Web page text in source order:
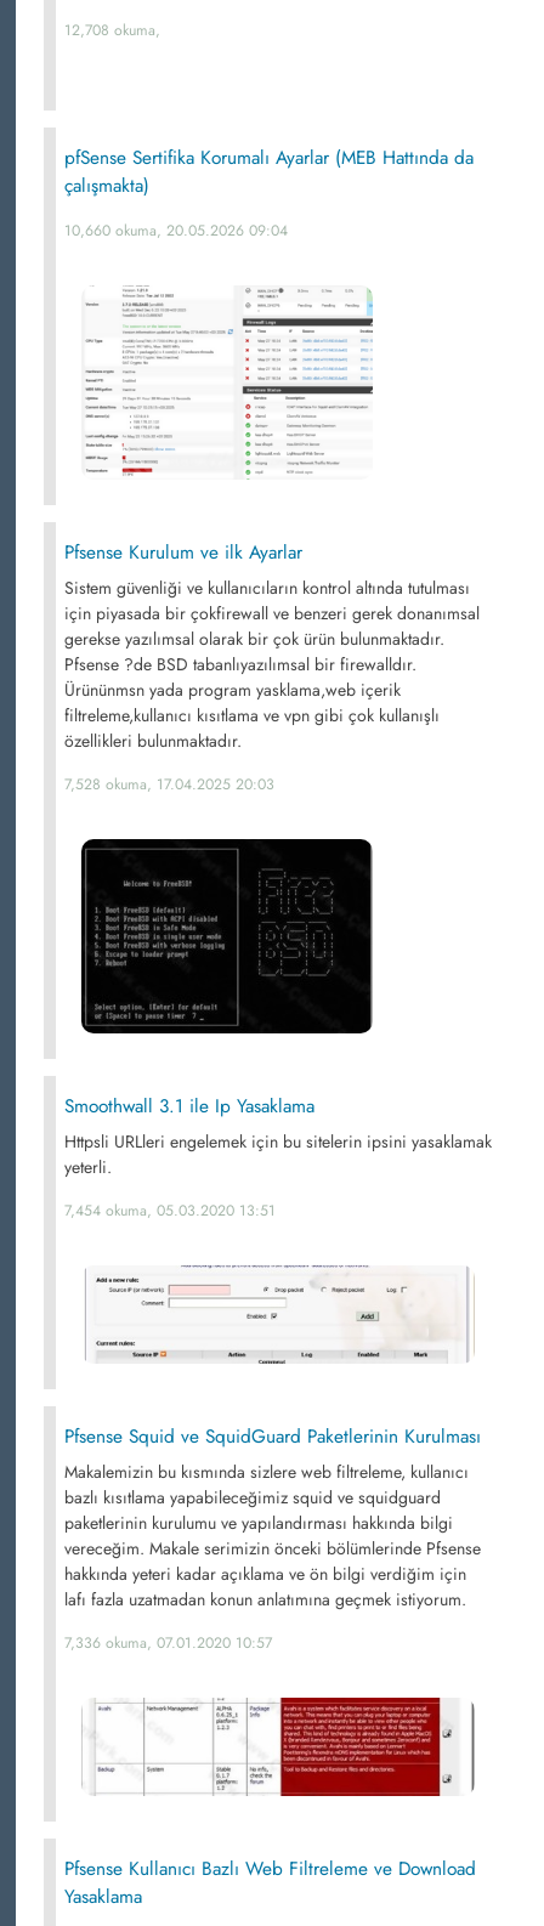
12,708 okuma,
pfSense Sertifika Korumalı Ayarlar (MEB Hattında da
çalışmakta)
10,660 okuma, 20.05.2026 09:04
Pfsense Kurulum ve ilk Ayarlar
Sistem güvenliği ve kullanıcıların kontrol altında tutulması
için piyasada bir çokfirewall ve benzeri gerek donanımsal
gerekse yazılımsal olarak bir çok ürün bulunmaktadır.
Pfsense ?de BSD tabanlıyazılımsal bir firewalldır.
Ürününmsn yada program yasklama,web içerik
filtreleme,kullanıcı kısıtlama ve vpn gibi çok kullanışlı
özellikleri bulunmaktadır.
7,528 okuma, 17.04.2025 20:03
Smoothwall 3.1 ile Ip Yasaklama
Httpsli URLleri engelemek için bu sitelerin ipsini yasaklamak
yeterli.
7,454 okuma, 05.03.2020 13:51
Pfsense Squid ve SquidGuard Paketlerinin Kurulması
Makalemizin bu kısmında sizlere web filtreleme, kullanıcı
bazlı kısıtlama yapabileceğimiz squid ve squidguard
paketlerinin kurulumu ve yapılandırması hakkında bilgi
vereceğim. Makale serimizin önceki bölümlerinde Pfsense
hakkında yeteri kadar açıklama ve ön bilgi verdiğim için
lafı fazla uzatmadan konun anlatımına geçmek istiyorum.
7,336 okuma, 07.01.2020 10:57
Pfsense Kullanıcı Bazlı Web Filtreleme ve Download
Yasaklama